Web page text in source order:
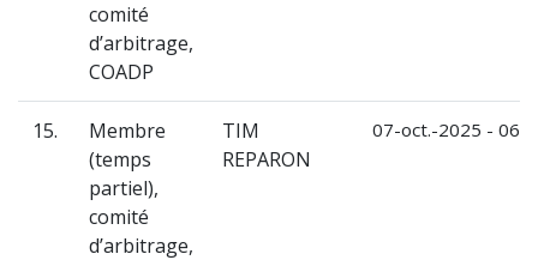
comité
d’arbitrage,
COADP
15.
Membre
(temps
partiel),
comité
d’arbitrage,
TIM
REPARON
07-oct.-2025 - 06-